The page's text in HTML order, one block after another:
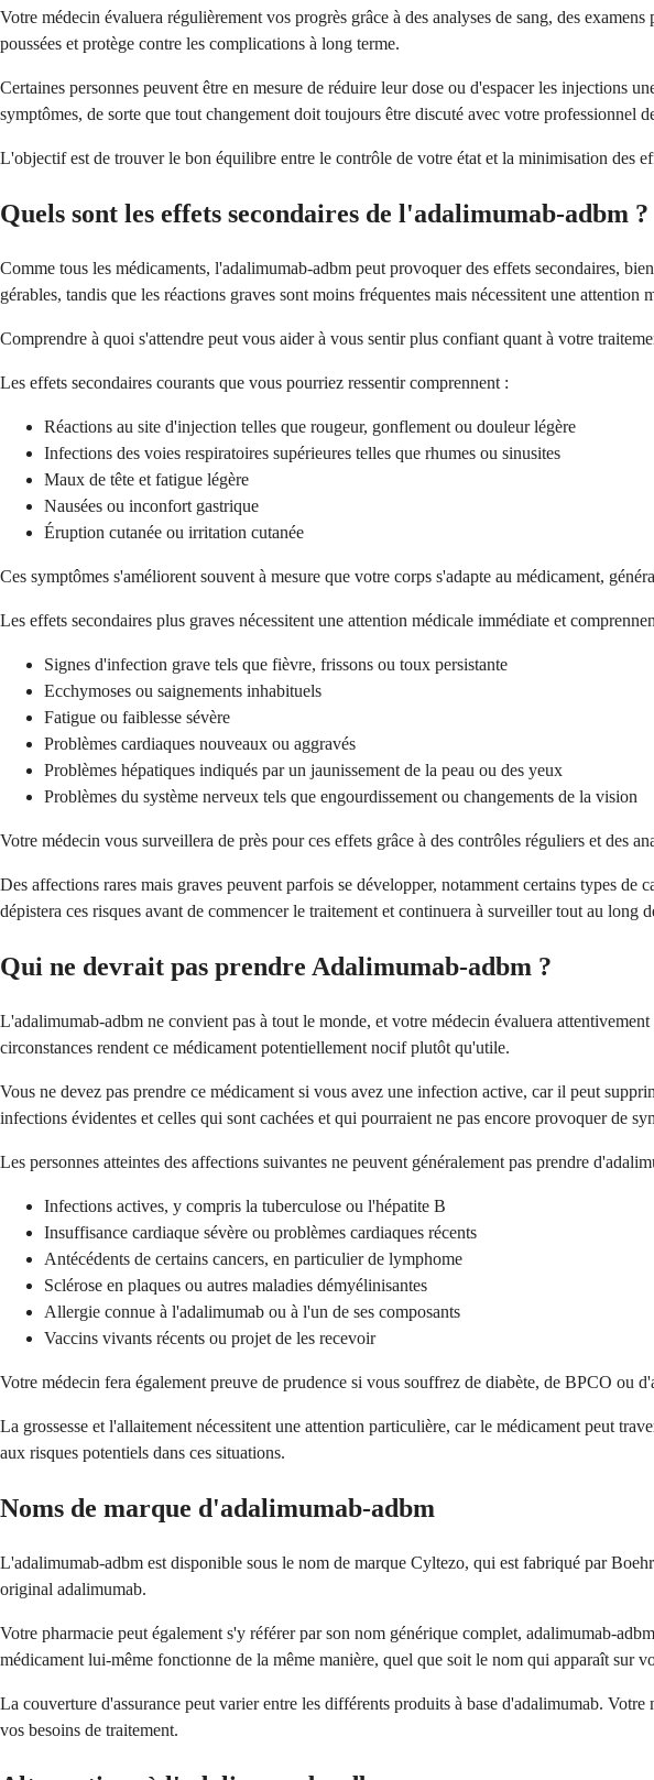
Votre médecin évaluera régulièrement vos progrès grâce à des analyses de sang, des
poussées et protège contre les complications à long terme.
Certaines personnes peuvent être en mesure de réduire leur dose ou d'espacer les injections
symptômes, de sorte que tout changement doit toujours être discuté avec votre professionnel
L'objectif est de trouver le bon équilibre entre le contrôle de votre état et la minimisation des
Quels sont les effets secondaires de l'adalimumab-adbm ?
Comme tous les médicaments, l'adalimumab-adbm peut provoquer des effets secondaires,
gérables, tandis que les réactions graves sont moins fréquentes mais nécessitent une attention
Comprendre à quoi s'attendre peut vous aider à vous sentir plus confiant quant à votre
Les effets secondaires courants que vous pourriez ressentir comprennent :
Réactions au site d'injection telles que rougeur, gonflement ou douleur légère
Infections des voies respiratoires supérieures telles que rhumes ou sinusites
Maux de tête et fatigue légère
Nausées ou inconfort gastrique
Éruption cutanée ou irritation cutanée
Ces symptômes s'améliorent souvent à mesure que votre corps s'adapte au médicament,
Les effets secondaires plus graves nécessitent une attention médicale immédiate et
Signes d'infection grave tels que fièvre, frissons ou toux persistante
Ecchymoses ou saignements inhabituels
Fatigue ou faiblesse sévère
Problèmes cardiaques nouveaux ou aggravés
Problèmes hépatiques indiqués par un jaunissement de la peau ou des yeux
Problèmes du système nerveux tels que engourdissement ou changements de la vision
Votre médecin vous surveillera de près pour ces effets grâce à des contrôles réguliers et des
Des affections rares mais graves peuvent parfois se développer, notamment certains types
dépistera ces risques avant de commencer le traitement et continuera à surveiller tout au long
Qui ne devrait pas prendre Adalimumab-adbm ?
L'adalimumab-adbm ne convient pas à tout le monde, et votre médecin évaluera
circonstances rendent ce médicament potentiellement nocif plutôt qu'utile.
Vous ne devez pas prendre ce médicament si vous avez une infection active, car il peut
infections évidentes et celles qui sont cachées et qui pourraient ne pas encore provoquer de
Les personnes atteintes des affections suivantes ne peuvent généralement pas prendre
Infections actives, y compris la tuberculose ou l'hépatite B
Insuffisance cardiaque sévère ou problèmes cardiaques récents
Antécédents de certains cancers, en particulier de lymphome
Sclérose en plaques ou autres maladies démyélinisantes
Allergie connue à l'adalimumab ou à l'un de ses composants
Vaccins vivants récents ou projet de les recevoir
Votre médecin fera également preuve de prudence si vous souffrez de diabète, de BPCO ou
La grossesse et l'allaitement nécessitent une attention particulière, car le médicament peut
aux risques potentiels dans ces situations.
Noms de marque d'adalimumab-adbm
L'adalimumab-adbm est disponible sous le nom de marque Cyltezo, qui est fabriqué par
original adalimumab.
Votre pharmacie peut également s'y référer par son nom générique complet, adalimumab-
médicament lui-même fonctionne de la même manière, quel que soit le nom qui apparaît sur
La couverture d'assurance peut varier entre les différents produits à base d'adalimumab.
vos besoins de traitement.